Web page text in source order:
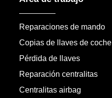
Reparaciones de mando
Copias de llaves de coche
Pérdida de llaves
Reparación centralitas
Centralitas airbag